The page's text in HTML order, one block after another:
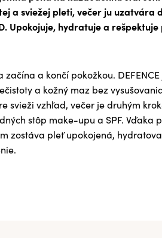
a sviežej pleti, večer ju uzatvára
Upokojuje, hydratuje a
začína a končí pokožkou.
a kožný maz bez
svieži vzhľad, večer je druhým
stôp make-upu a SPF. Vďaka
zostáva pleť upokojená,